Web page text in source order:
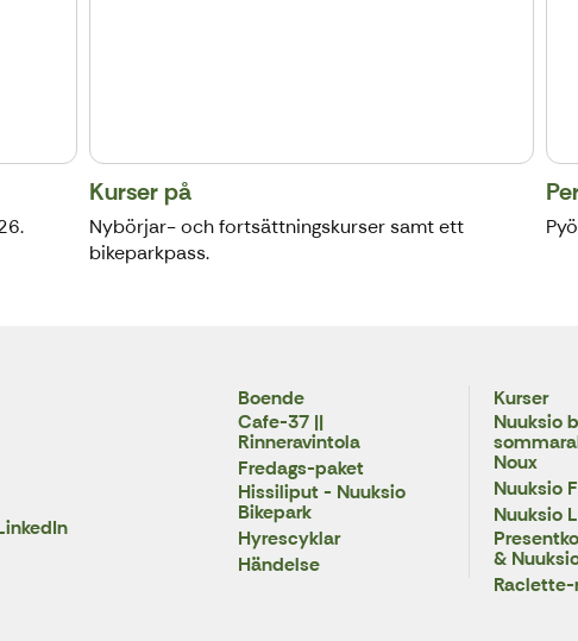
Kurser på
Nybörjar- och fortsättningskurser samt ett
bikeparkpass.
Boende
Cafe-37 ||
Rinneravintola
Fredags-paket
Hissiliput - Nuuksio
Bikepark
Hyrescyklar
Händelse
Kurser
Nuuksio
Noux
Nuuksio
Nuuksio
&